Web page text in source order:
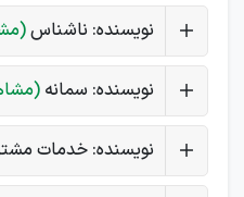
نویسنده: ناشناس
نویسنده: سمانه
نویسنده: خدمات